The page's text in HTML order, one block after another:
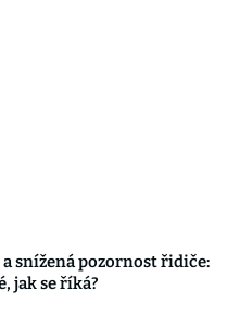
snížená pozornost řidiče:
jak se říká?